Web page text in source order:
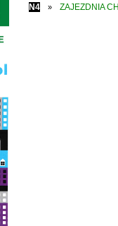
N4
» ZAJEZDNIA